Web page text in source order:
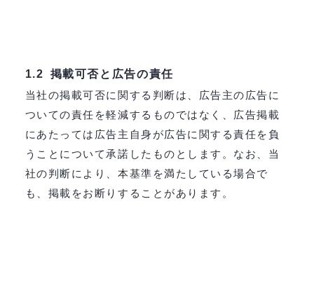
1.2 掲載可否と広告の責任
当社の掲載可否に関する判断は、広告主の広告に
ついての責任を軽減するものではなく、広告掲載
にあたっては広告主自身が広告に関する責任を負
うことについて承諾したものとします。なお、当
社の判断により、本基準を満たしている場合で
も、掲載をお断りすることがあります。